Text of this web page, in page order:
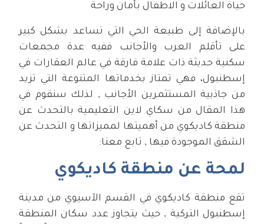
حياة العائلات و الاطفال بأمان وراحة
بالإضافة إلى طبيعة الحي التي تساعد بشكل كبير
على تأقلم العرب والأجانب ففيه عدة مجمعات
سكنية حديثة ذات علامة فارقة في عالم العقارات في
إسطنبول، فهي تمتاز بخدماتها المتنوعة التي تزيد
من جاذبية المستثمرين الأجانب , لذلك سنقوم في
هذا المقال من سكاي لاين التعليمية بالتحدث عن
منطقة كاديكوي من أهميتها لمميزاتها و التحدث عن
الشقق الموجودة فيها , تابع معنا:
لمحة عن منطقة كاديكوي
تقع منطقة كاديكوي في القسم الآسيوي من مدينة
إسطنبول التركية , حيث يتجاوز عدد سكان المنطقة